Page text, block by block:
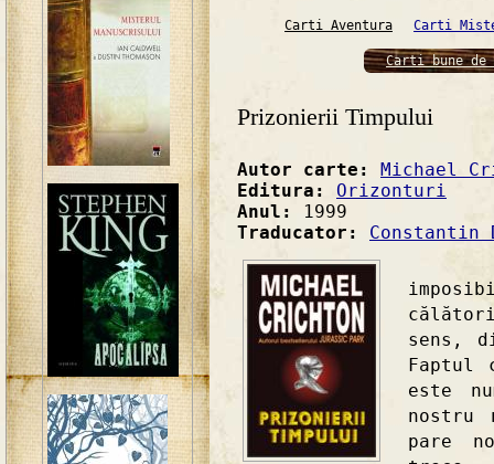
Carti Aventura Carti
Carti bune
Prizonierii Timpului
Autor carte: Michael
Editura: Orizonturi
Anul:
1999
Traducator: Constantin
sens,
Faptul
este
nostru
pare